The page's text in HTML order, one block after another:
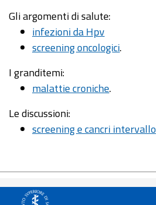
Gli argomenti di salute:
infezioni da Hpv
screening oncologici.
I granditemi:
malattie croniche.
Le discussioni:
screening e cancri intervallo